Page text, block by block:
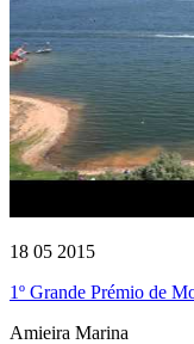
18 05 2015
1º Grande Prémio de
Amieira Marina